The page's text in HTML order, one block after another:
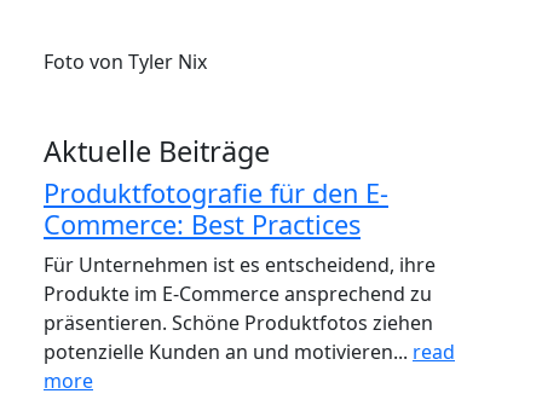
Foto von Tyler Nix
Aktuelle Beiträge
Produktfotografie für den E-
Commerce: Best Practices
Für Unternehmen ist es entscheidend, ihre
Produkte im E-Commerce ansprechend zu
präsentieren. Schöne Produktfotos ziehen
potenzielle Kunden an und motivieren... read
more